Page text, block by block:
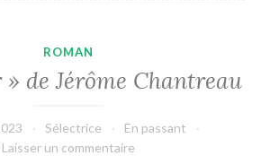
ROMAN
» de Jérôme Chantreau
Sélectrice
En passant
Laisser un commentaire